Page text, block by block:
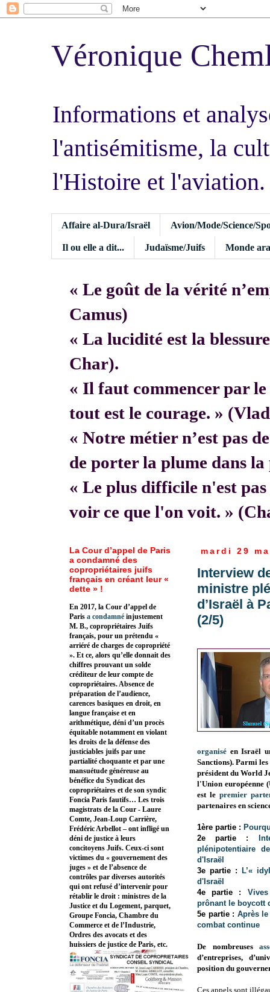
Véronique
Informations et
l'antisémitisme, la
l'Histoire et l'aviation.
Affaire al-Dura/Israël Avion/Mode/Science/
Il ou elle a dit... Judaïsme/Juifs Monde
« Le goût de la vérité
Camus)
« La lucidité est la
Char).
« Il faut commencer par le
tout est le courage. »
« Notre métier n’est pas
de porter la plume dans
« Le plus difficile n'est
voir ce que l'on voit. »
mardi 29
Interview
ministre
d’Israël à
(2/5)
organisé en Israël
Sanctions). Parmi
président du World
l'Union
est le premier
partenaires en
1ère partie :
2e partie :
plénipotentiaire
d'Israël
3e partie :
L’«
d'Israël
4e partie :
prônant le boycott
5e partie : Après
combat continue
De nombreuses
d’entreprises,
position du
Ces appels sont
La Cour d’appel de Paris
a condamné des
copropriétaires juifs
français en créant leur «
dette » !
En 2017, la Cour d’appel de
Paris a condamné injustement
M. B., copropriétaires Juifs
français, pour un prétendu «
arriéré de charges de copropriété
». Et ce, alors qu’elle donnait des
chiffres prouvant un solde
créditeur de leur compte de
copropriétaires. Absence de
préparation de l’audience,
carences basiques en droit, en
langue française et en
arithmétique, déni d’un procès
équitable notamment en violant
les droits de la défense des
justiciables juifs par une
partialité choquante et par une
mansuétude généreuse au
bénéfice du Syndicat des
copropriétaires et de son syndic
Foncia Paris fautifs… Les trois
magistrats de la Cour - Laure
Comte, Jean-Loup Carrière,
Frédéric Arbellot – ont infligé un
déni de justice à leurs
concitoyens Juifs. Ceux-ci sont
victimes du « gouvernement des
juges » et de l’absence de
contrôles par diverses autorités
qui ont refusé d’intervenir pour
rétablir le droit : ministres de la
Justice et du Logement, parquet,
Groupe Foncia, Chambre du
Commerce et de l’Industrie,
Ordres des avocats et des
huissiers de justice de Paris, etc.